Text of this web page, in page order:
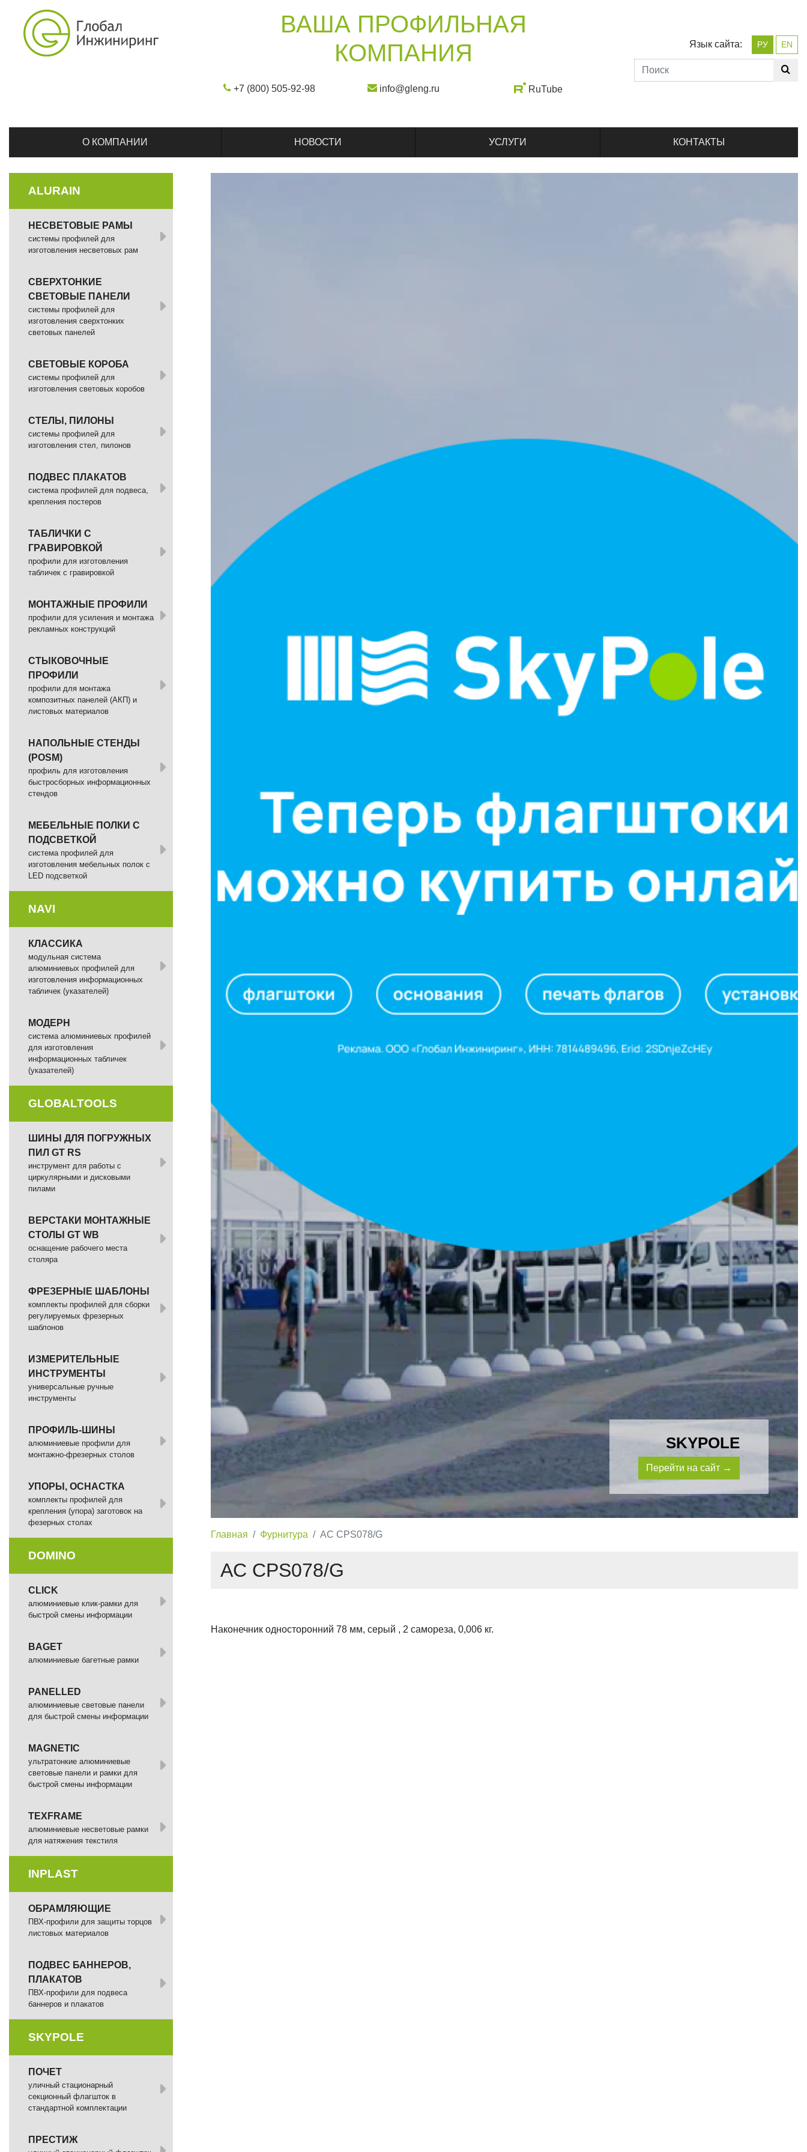
Язык сайта: РУ EN
ВАША ПРОФИЛЬНАЯ
КОМПАНИЯ
+7 (800) 505-92-98 info@gleng.ru RuTube
О КОМПАНИИ НОВОСТИ УСЛУГИ КОНТАКТЫ
SKYPOLE
Перейти на сайт →
Главная Фурнитура AC CPS078/G
AC CPS078/G
Наконечник односторонний 78 мм, серый , 2 самореза, 0,006 кг.
ALURAIN
НЕСВЕТОВЫЕ РАМЫ
системы профилей для
изготовления несветовых рам
СВЕРХТОНКИЕ
СВЕТОВЫЕ ПАНЕЛИ
системы профилей для
изготовления сверхтонких
световых панелей
СВЕТОВЫЕ КОРОБА
системы профилей для
изготовления световых коробов
СТЕЛЫ, ПИЛОНЫ
системы профилей для
изготовления стел, пилонов
ПОДВЕС ПЛАКАТОВ
система профилей для подвеса,
крепления постеров
ТАБЛИЧКИ С
ГРАВИРОВКОЙ
профили для изготовления
табличек с гравировкой
МОНТАЖНЫЕ ПРОФИЛИ
профили для усиления и монтажа
рекламных конструкций
СТЫКОВОЧНЫЕ
ПРОФИЛИ
профили для монтажа
композитных панелей (АКП) и
листовых материалов
НАПОЛЬНЫЕ СТЕНДЫ
(POSM)
профиль для изготовления
быстросборных информационных
стендов
МЕБЕЛЬНЫЕ ПОЛКИ С
ПОДСВЕТКОЙ
cистема профилей для
изготовления мебельных полок с
LED подсветкой
NAVI
КЛАССИКА
модульная система
алюминиевых профилей для
изготовления информационных
табличек (указателей)
МОДЕРН
система алюминиевых профилей
для изготовления
информационных табличек
(указателей)
GLOBALTOOLS
ШИНЫ ДЛЯ ПОГРУЖНЫХ
ПИЛ GT RS
инструмент для работы с
циркулярными и дисковыми
пилами
ВЕРСТАКИ МОНТАЖНЫЕ
СТОЛЫ GT WB
оснащение рабочего места
столяра
ФРЕЗЕРНЫЕ ШАБЛОНЫ
комплекты профилей для сборки
регулируемых фрезерных
шаблонов
ИЗМЕРИТЕЛЬНЫЕ
ИНСТРУМЕНТЫ
универсальные ручные
инструменты
ПРОФИЛЬ-ШИНЫ
алюминиевые профили для
монтажно-фрезерных столов
УПОРЫ, ОСНАСТКА
комплекты профилей для
крепления (упора) заготовок на
фезерных столах
DOMINO
СLICK
алюминиевые клик-рамки для
быстрой смены информации
BAGET
алюминиевые багетные рамки
PANELLED
алюминиевые световые панели
для быстрой смены информации
MAGNETIC
ультратонкие алюминиевые
световые панели и рамки для
быстрой смены информации
TEXFRAME
алюминиевые несветовые рамки
для натяжения текстиля
INPLAST
ОБРАМЛЯЮЩИЕ
ПВХ-профили для защиты торцов
листовых материалов
ПОДВЕС БАННЕРОВ,
ПЛАКАТОВ
ПВХ-профили для подвеса
баннеров и плакатов
SKYPOLE
ПОЧЕТ
уличный стационарный
секционный флагшток в
стандартной комплектации
ПРЕСТИЖ